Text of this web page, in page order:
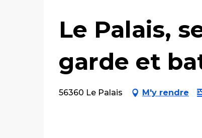
Le Palais,
garde et
56360 Le Palais M'y rendre